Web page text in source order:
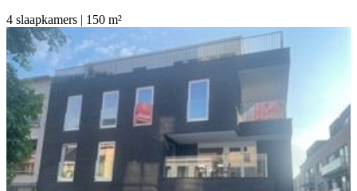
4 slaapkamers | 150 m²